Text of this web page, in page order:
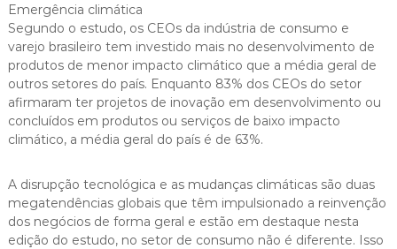
Emergência climática
Segundo o estudo, os CEOs da indústria de consumo e
varejo brasileiro tem investido mais no desenvolvimento de
produtos de menor impacto climático que a média geral de
outros setores do país. Enquanto 83% dos CEOs do setor
afirmaram ter projetos de inovação em desenvolvimento ou
concluídos em produtos ou serviços de baixo impacto
climático, a média geral do país é de 63%.
A disrupção tecnológica e as mudanças climáticas são duas
megatendências globais que têm impulsionado a reinvenção
dos negócios de forma geral e estão em destaque nesta
edição do estudo, no setor de consumo não é diferente. Isso